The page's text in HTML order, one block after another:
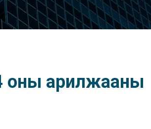
оны арилжааны